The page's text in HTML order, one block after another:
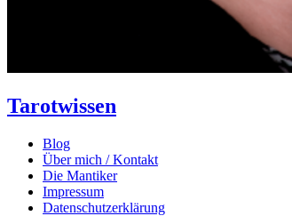
Tarotwissen
Blog
Über mich / Kontakt
Die Mantiker
Impressum
Datenschutzerklärung